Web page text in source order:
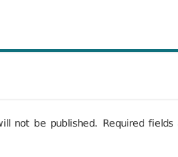
not be published. Required